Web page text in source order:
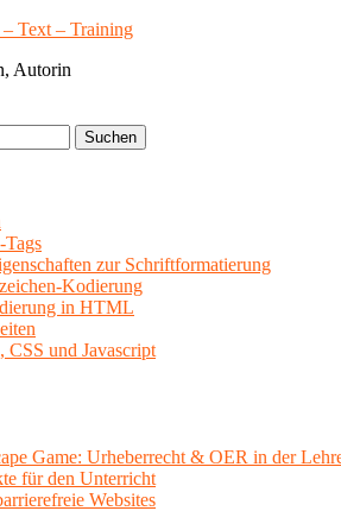
Text – Training
Autorin
zur Schriftformatierung
Kodierung
in HTML
und Javascript
Game: Urheberrecht & OER in der
für den Unterricht
Websites